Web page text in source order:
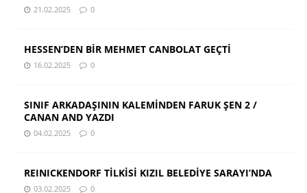
21.02.2025 0
HESSEN’DEN BİR MEHMET CANBOLAT GEÇTİ
16.02.2025 0
SINIF ARKADAŞININ KALEMİNDEN FARUK ŞEN 2 /
CANAN AND YAZDI
04.02.2025 0
REINICKENDORF TİLKİSİ KIZIL BELEDİYE SARAYI’NDA
03.02.2025 0